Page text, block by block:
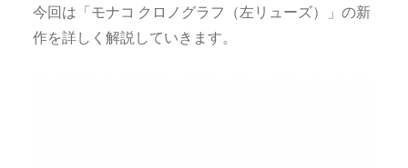
今回は「モナコ クロノグラフ（左リューズ）」の新
作を詳しく解説していきます。